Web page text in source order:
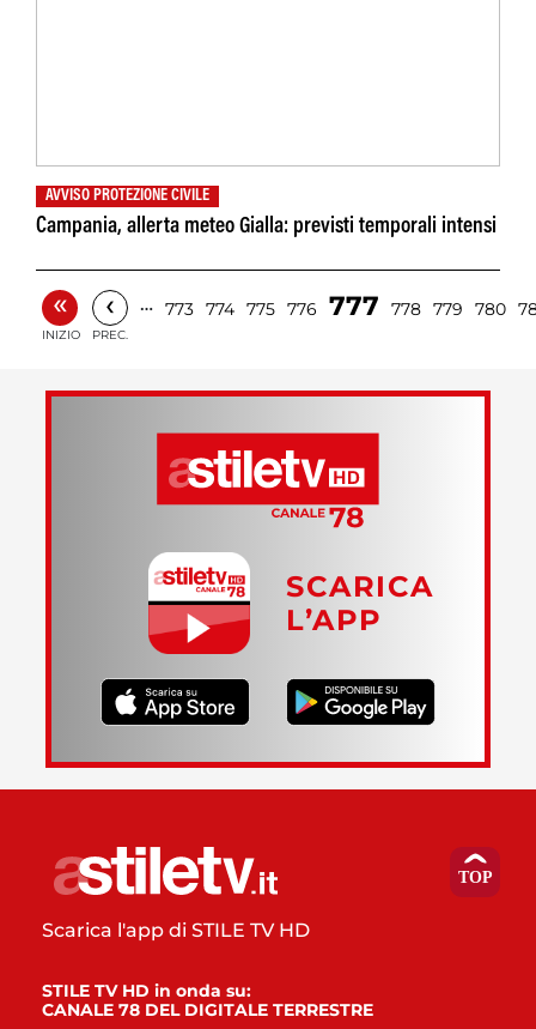
AVVISO PROTEZIONE CIVILE
Campania, allerta meteo Gialla: previsti temporali intensi
«
INIZIO
‹
PREC.
… 773 774 775 776 777 778 779 780
SCARICA
L’APP
Scarica l'app di STILE TV HD
STILE TV HD in onda su:
CANALE 78 DEL DIGITALE TERRESTRE